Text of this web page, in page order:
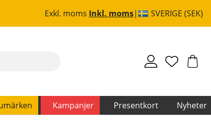
Exkl. moms Inkl. moms SVERIGE (SEK)
Kampanjer Presentkort Nyheter